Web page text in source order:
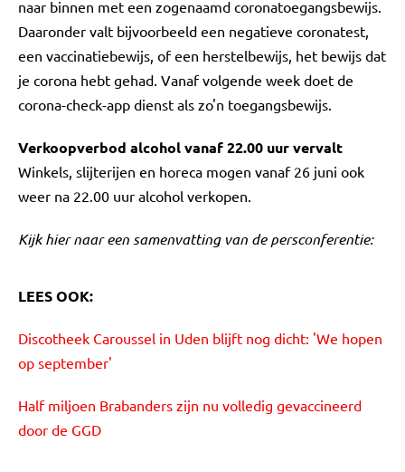
naar binnen met een zogenaamd coronatoegangsbewijs.
Daaronder valt bijvoorbeeld een negatieve coronatest,
een vaccinatiebewijs, of een herstelbewijs, het bewijs dat
je corona hebt gehad. Vanaf volgende week doet de
corona-check-app dienst als zo'n toegangsbewijs.
Verkoopverbod alcohol vanaf 22.00 uur vervalt
Winkels, slijterijen en horeca mogen vanaf 26 juni ook
weer na 22.00 uur alcohol verkopen.
Kijk hier naar een samenvatting van de persconferentie:
LEES OOK:
Discotheek Caroussel in Uden blijft nog dicht: 'We hopen
op september'
Half miljoen Brabanders zijn nu volledig gevaccineerd
door de GGD